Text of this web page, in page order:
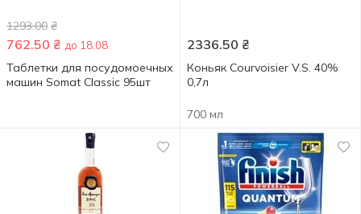
1293.00 ₴
762.50 ₴ до 18.08
Таблетки для посудомоечных
машин Somat Classic 95шт
2336.50 ₴
Коньяк Courvoisier V.S. 40%
0,7л
700 мл